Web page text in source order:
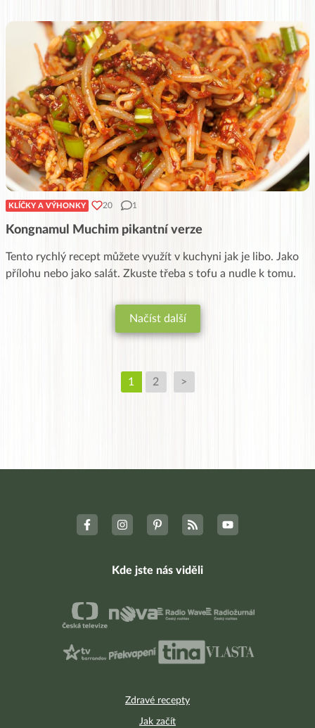
KLÍČKY A VÝHONKY 20 1
Kongnamul Muchim pikantní verze
Tento rychlý recept můžete využít v kuchyni jak je libo. Jako
přílohu nebo jako salát. Zkuste třeba s tofu a nudle k tomu.
Načíst další
1 2 >
Zdravé recepty
Jak začít
Kde jste nás viděli